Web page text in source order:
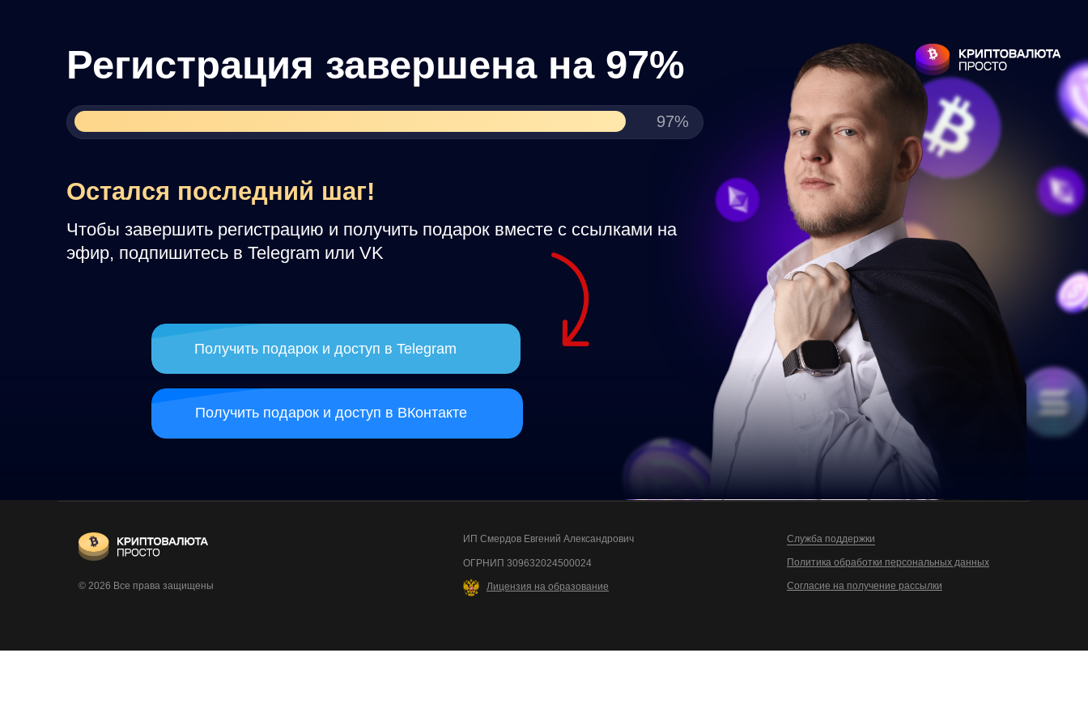
Чтобы завершить регистрацию и получить подарок вместе с ссылками на
эфир, подпишитесь в Telegram или VK
97%
Регистрация завершена на 97%
Лицензия на образование
ИП Смердов Евгений Александрович
ОГРНИП 309632024500024
© 2026 Все права защищены
Согласие на получение рассылки
Служба поддержки
Политика обработки персональных данных